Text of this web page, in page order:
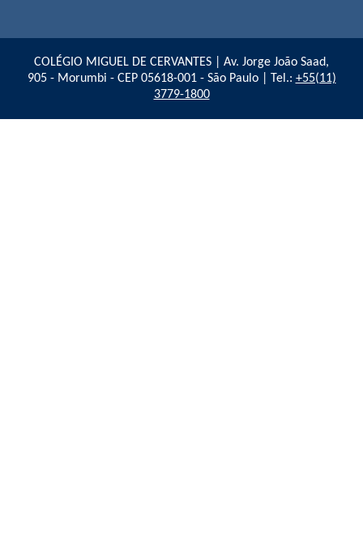
COLÉGIO MIGUEL DE CERVANTES | Av. Jorge João Saad,
905 - Morumbi - CEP 05618-001 - São Paulo | Tel.: +55(11)
3779-1800